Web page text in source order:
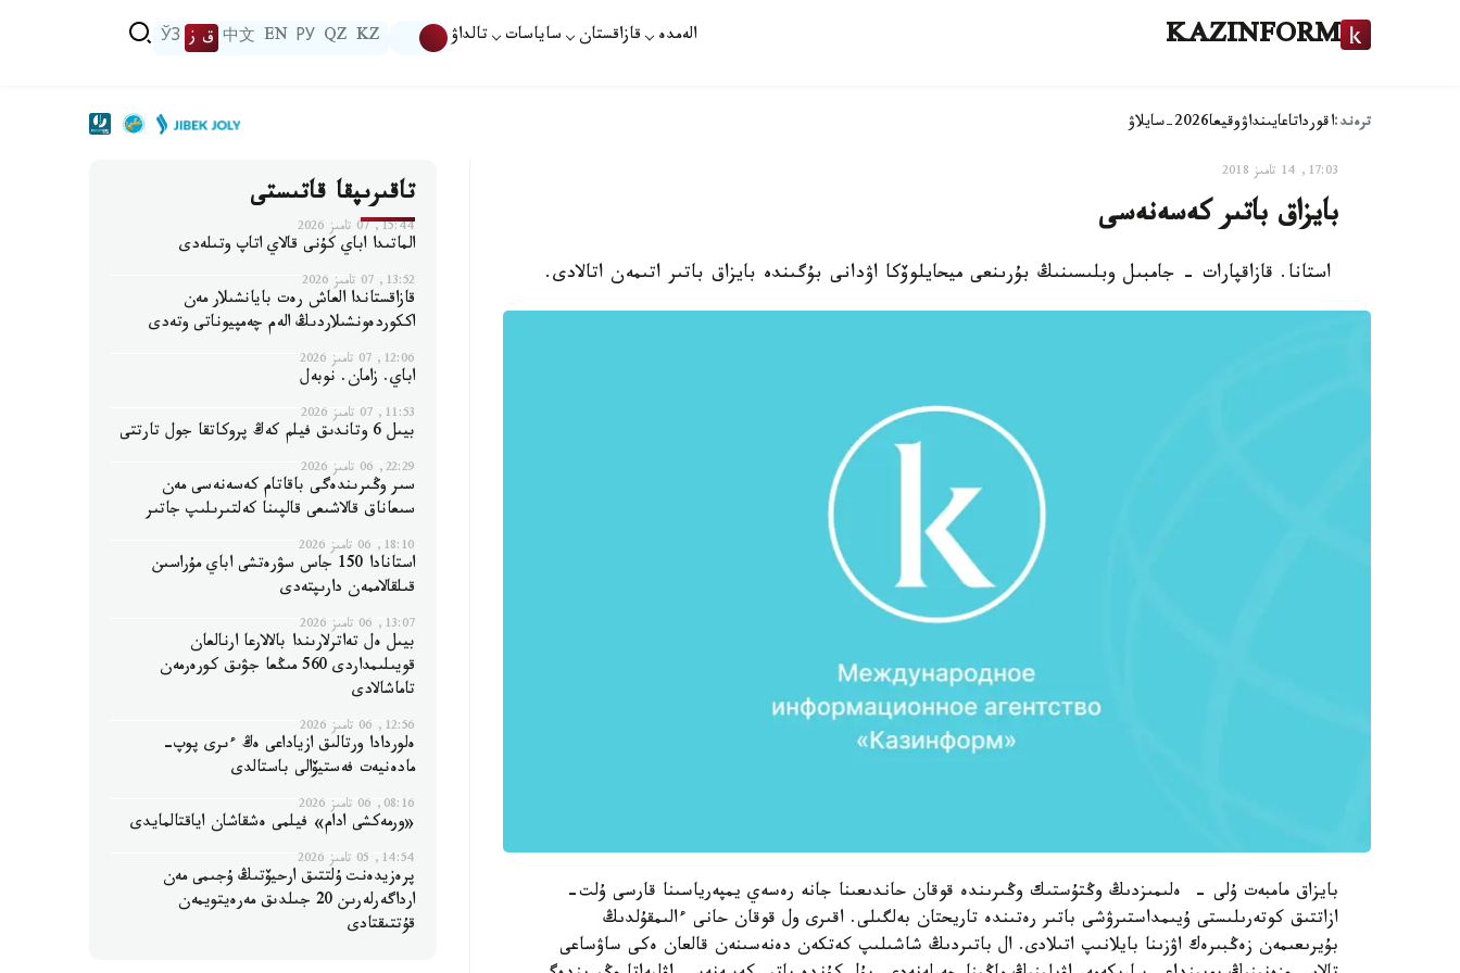
KAZINFORM الەمدە قازاقستان ساياسات تالداۋ KZ
QZ
РУ
EN
中文 ق ز ЎЗ
ترەند:اقورداتاعايىنداۋوقيعا2026-سايلاۋ
17:03, 14 تامىز 2018
بايزاق باتىر كەسەنەسى
استانا. قازاقپارات - جامبىل وبلىسىنىڭ بۇرىنعى ميحايلوۆكا اۋدانى بۇگىندە بايزاق باتىر اتىمەن اتالادى.
بايزاق مامبەت ۇلى - ەلىمىزدىڭ وڭتۇستىك وڭىرىندە قوقان حاندىعىنا جانە رەسەي يمپەرياسىنا قارسى ۇلت-
ازاتتىق كوتەرىلىستى ۇيىمداستىرۋشى باتىر رەتىندە تاريحتان بەلگىلى. اقىرى ول قوقان حانى ءالىمقۇلدىڭ
بۇيرىعىمەن زەڭبىرەك اۋزىنا بايلانىپ اتىلادى. ال باتىردىڭ شاشىلىپ كەتكەن دەنەسىنەن قالعان ەكى ساۋساعى
تاقىرىپقا قاتىستى
15:44, 07 تامىز 2026
الماتىدا اباي كۇنى قالاي اتاپ وتىلەدى
13:52, 07 تامىز 2026
قازاقستاندا العاش رەت بايانشىلار مەن
اككوردەونشىلاردىڭ الەم چەمپيوناتى وتەدى
12:06, 07 تامىز 2026
اباي. زامان. نوبەل
11:53, 07 تامىز 2026
بيىل 6 وتاندىق فيلم كەڭ پروكاتقا جول تارتتى
22:29, 06 تامىز 2026
سىر وڭىرىندەگى باقاتام كەسەنەسى مەن
سىعاناق قالاشىعى قالپىنا كەلتىرىلىپ جاتىر
18:10, 06 تامىز 2026
استانادا 150 جاس سۋرەتشى اباي مۇراسىن
قىلقالاممەن دارىپتەدى
13:07, 06 تامىز 2026
بيىل ەل تەاترلارىندا بالالارعا ارنالعان
قويىلىمداردى 560 مىڭعا جۋىق كورەرمەن
تاماشالادى
12:56, 06 تامىز 2026
ەلوردادا ورتالىق ازياداعى ەڭ ءىرى پوپ-
مادەنيەت فەستيۆالى باستالدى
08:16, 06 تامىز 2026
«ورمەكشى ادام» فيلمى ەشقاشان اياقتالمايدى
14:54, 05 تامىز 2026
پرەزيدەنت ۇلتتىق ارحيۆتىڭ ۇجىمى مەن
ارداگەرلەرىن 20 جىلدىق مەرەيتويمەن
قۇتتىقتادى